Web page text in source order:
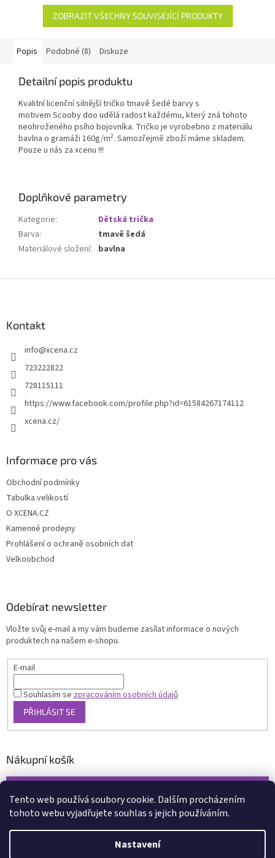
Tento web používá soubory cookie. Dalším procházením
tohoto webu vyjadřujete souhlas s jejich používáním.
Nastavení
ZOBRAZIT VŠECHNY SOUVISEJÍCÍ PRODUKTY
Popis Podobné (8) Diskuze
Detailní popis produktu
Kvalitní licenční silnější tričko tmavě šedé barvy s
motivem Scooby doo udělá radost každému, který zná tohoto
neohroženého psího bojovníka. Tričko je vyrobebno z materiálu
bavlna o gramáži 160g/m2. Samozřejmě zboží máme skladem.
Pouze u nás za xcenu !!!
Doplňkové parametry
Kategorie:
Dětská trička
Barva:
tmavě šedá
Materiálové složení: bavlna
Kontakt
info@xcena.cz
723222822
728115111
https://www.facebook.com/profile.php?id=61584267174112
xcena.cz/
Informace pro vás
Obchodní podmínky
Tabulka velikostí
O XCENA.CZ
Kamenné prodejny
Prohlášení o ochraně osobních dat
Velkoobchod
Odebírat newsletter
Vložte svůj e-mail a my vám budeme zasílat informace o nových
produktech na našem e-shopu.
E-mail
Souhlasím sezpracováním osobních údajů
PŘIHLÁSIT SE
Nákupní košík
Vytvořil Shoptet